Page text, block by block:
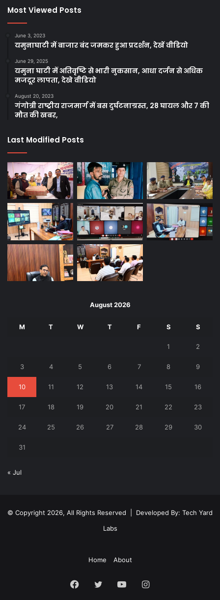
Most Viewed Posts
June 3, 2023
यमुनाघाटी में बाजार बंद जमकर हुआ प्रदर्शन, देखें वीडियो
June 29, 2025
यमुना घाटी में अतिवृष्टि से भारी नुकसान, आधा दर्जन से अधिक
मजदूर लापता, देखे वीडियो
August 20, 2023
गंगोत्री राष्ट्रीय राजमार्ग में बस दुर्घटनाग्रस्त, 28 घायल और 7 की
मौत की खबर,
Last Modified Posts
August 2026
M T W T F S S
1 2
3 4 5 6 7 8 9
10 11 12 13 14 15 16
17 18 19 20 21 22 23
24 25 26 27 28 29 30
31
« Jul
© Copyright 2026, All Rights Reserved | Developed By: Tech Yard
Labs
Home About
Facebook
Twitter YouTubeInstagram